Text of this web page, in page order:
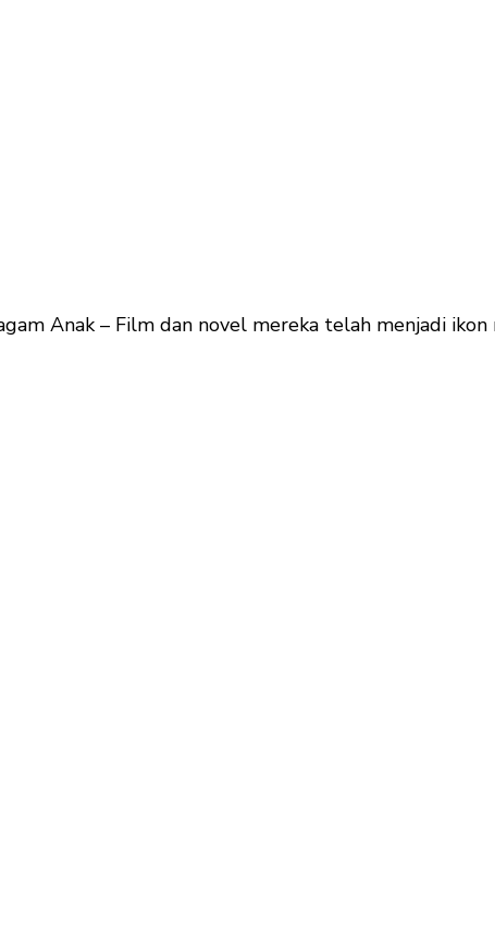
Anak – Film dan novel mereka telah menjadi ikon